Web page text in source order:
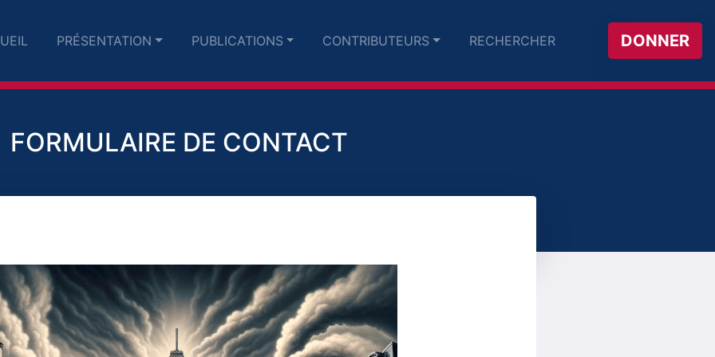
PRÉSENTATION PUBLICATIONS CONTRIBUTEURS RECHERCHER DONNER
FORMULAIRE DE CONTACT